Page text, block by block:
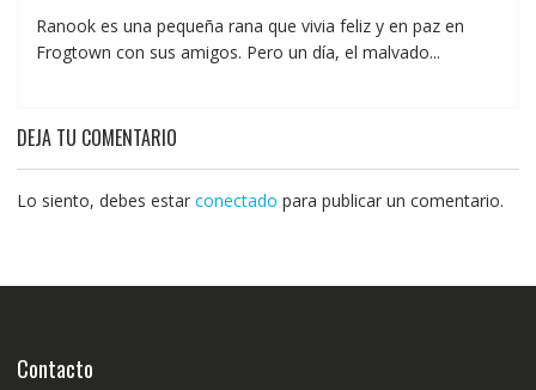
Ranook es una pequeña rana que vivia feliz y en paz en
Frogtown con sus amigos. Pero un día, el malvado...
DEJA TU COMENTARIO
Lo siento, debes estar conectado para publicar un comentario.
Contacto